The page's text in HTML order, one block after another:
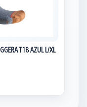
T18 AZUL L/XL